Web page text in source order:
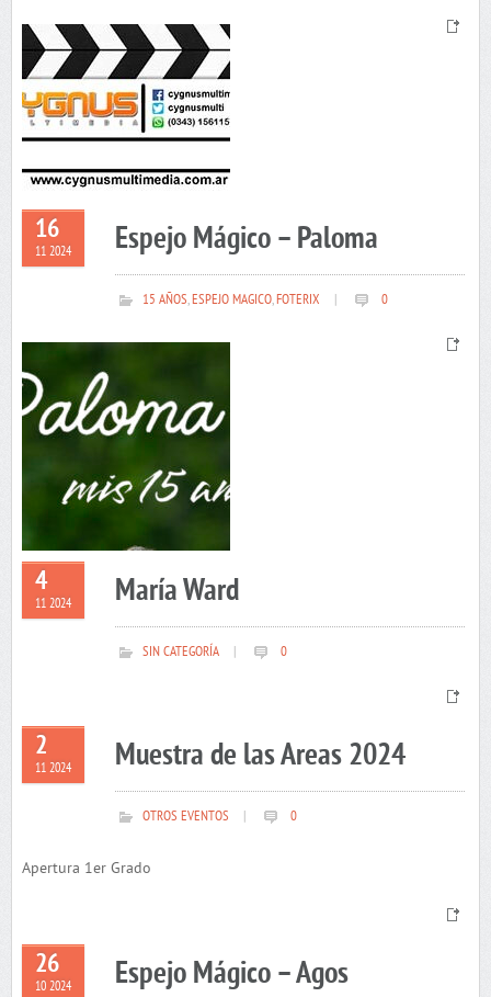
16
11 2024 Espejo Mágico – Paloma
15 AÑOS,ESPEJO MAGICO,FOTERIX 0
4
11 2024 María Ward
SIN CATEGORÍA 0
2
11 2024 Muestra de las Areas 2024
OTROS EVENTOS 0
Apertura 1er Grado
26
10 2024 Espejo Mágico – Agos